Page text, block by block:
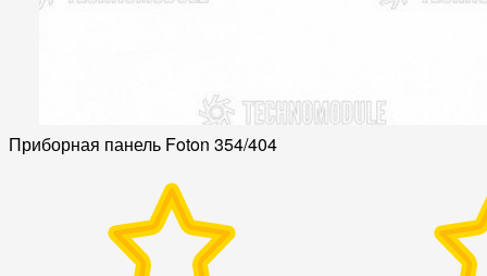
Приборная панель Foton 354/404